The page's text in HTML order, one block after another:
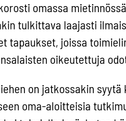
omassa
tulkittava laajasti
tapaukset, joissa
oikeutettuja
on jatkossakin
oma-aloitteisia